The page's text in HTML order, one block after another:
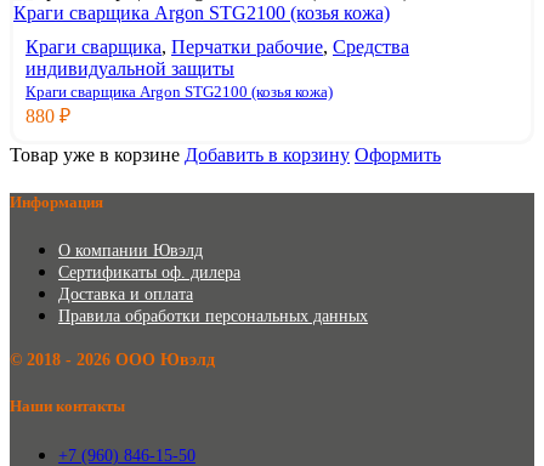
Краги сварщика Argon STG2100 (козья кожа)
Краги сварщика, Перчатки рабочие, Средства
индивидуальной защиты
Краги сварщика Argon STG2100 (козья кожа)
880 ₽
Товар уже в корзине Добавить в корзину Оформить
Информация
О компании Ювэлд
Сертификаты оф. дилера
Доставка и оплата
Правила обработки персональных данных
©️ 2018 - 2026 ООО Ювэлд
Наши контакты
+7 (960) 846-15-50